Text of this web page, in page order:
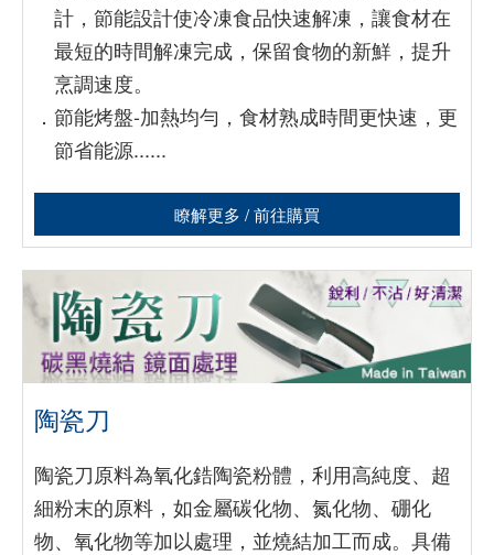
計，節能設計使冷凍食品快速解凍，讓食材在
最短的時間解凍完成，保留食物的新鮮，提升
烹調速度。
． 節能烤盤-加熱均勻，食材熟成時間更快速，更
節省能源......
瞭解更多 / 前往購買
陶瓷刀
陶瓷刀原料為氧化鋯陶瓷粉體，利用高純度、超
細粉末的原料，如金屬碳化物、氮化物、硼化
物、氧化物等加以處理，並燒結加工而成。具備